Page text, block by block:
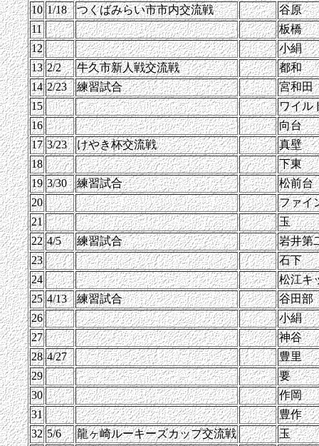
10 1/18 つくばみらい市市内交流戦
谷原
11
板橋
12
小絹
13 2/2 牛久市新人戦交流戦
都和
14 2/23 練習試合
宮和田
15
ワイル
16
向台
17 3/23 けやき杯交流戦
真壁
18
下東
19 3/30 練習試合
松前台
20
ファイ
21
玉
22 4/5 練習試合
岩井第
23
石下
24
松江キ
25 4/13 練習試合
谷田部
26
小絹
27
神谷
28 4/27
豊里
29
要
30
作岡
31
豊作
32 5/6 龍ヶ崎ルーキーズカップ交流戦
玉